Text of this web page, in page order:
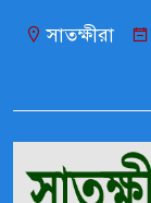
সাতক্ষীরা